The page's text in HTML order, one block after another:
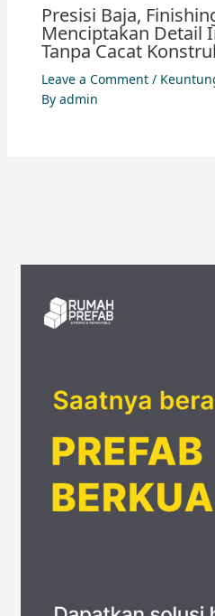
Presisi Baja,
Menciptakan Detail
Tanpa Cacat
Leave a Comment /
By admin